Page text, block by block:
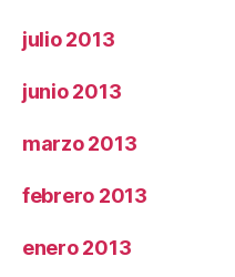
julio 2013
junio 2013
marzo 2013
febrero 2013
enero 2013